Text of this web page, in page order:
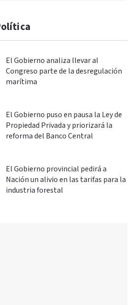
El Gobierno analiza llevar al
Congreso parte de la desregulación
marítima
El Gobierno puso en pausa la Ley de
Propiedad Privada y priorizará la
reforma del Banco Central
El Gobierno provincial pedirá a
Nación un alivio en las tarifas para la
industria forestal